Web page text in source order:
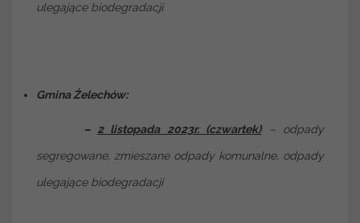
ulegające biodegradacji
Gmina Żelechów:
– 2 listopada 2023r. (czwartek)– odpady
segregowane, zmieszane odpady komunalne, odpady
ulegające biodegradacji